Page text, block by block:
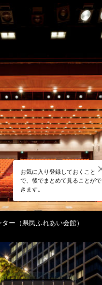
お気に入り登録しておくこと
で、後でまとめて見ることがで
きます。
ー（県民ふれあい会館）